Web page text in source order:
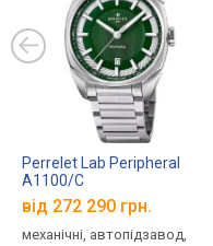
Perrelet Lab Peripheral
A1100/C
від 272 290 грн.
механічні, автопідзавод,